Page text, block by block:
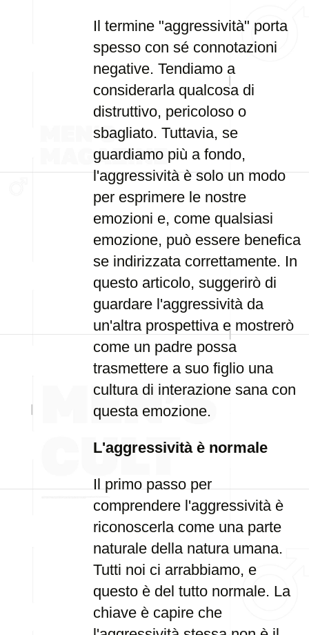
Il termine "aggressività" porta
spesso con sé connotazioni
negative. Tendiamo a
considerarla qualcosa di
distruttivo, pericoloso o
sbagliato. Tuttavia, se
guardiamo più a fondo,
l'aggressività è solo un modo
per esprimere le nostre
emozioni e, come qualsiasi
emozione, può essere benefica
se indirizzata correttamente. In
questo articolo, suggerirò di
guardare l'aggressività da
un'altra prospettiva e mostrerò
come un padre possa
trasmettere a suo figlio una
cultura di interazione sana con
questa emozione.
L'aggressività è normale
Il primo passo per
comprendere l'aggressività è
riconoscerla come una parte
naturale della natura umana.
Tutti noi ci arrabbiamo, e
questo è del tutto normale. La
chiave è capire che